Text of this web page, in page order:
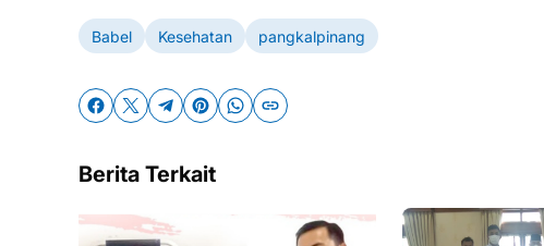
Babel Kesehatan pangkalpinang
Berita Terkait